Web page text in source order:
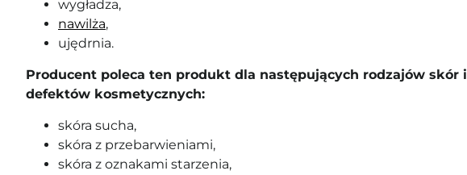
wygładza,
nawilża,
ujędrnia.
Producent poleca ten produkt dla następujących rodzajów skór i
defektów kosmetycznych:
skóra sucha,
skóra z przebarwieniami,
skóra z oznakami starzenia,